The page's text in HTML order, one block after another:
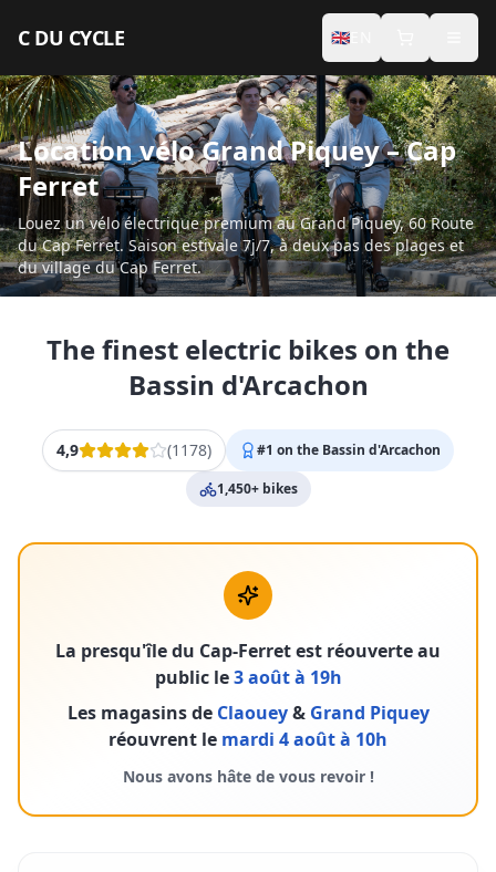
C DU CYCLE 🇬🇧
INDIVIDUALS
Premium Electric Bikes
Accessories
Seasonal Rental
Seminars
Hotel Services
Gallery
Location vélo Grand Piquey – Cap
Ferret
Louez un vélo électrique premium au Grand Piquey, 60 Route
du Cap Ferret. Saison estivale 7j/7, à deux pas des plages et
du village du Cap Ferret.
The finest electric bikes on the
Bassin d'Arcachon
4,9 (1178) #1 on the Bassin d'Arcachon
1,450+ bikes
La presqu'île du Cap-Ferret est réouverte au
public le3 août à 19h
Les magasins de Claouey& Grand Piquey
réouvrent le mardi 4 août à 10h
Nous avons hâte de vous revoir !